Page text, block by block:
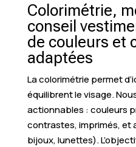
Colorimétrie,
conseil
de couleurs et
adaptées
La colorimétrie permet
équilibrent le visage.
actionnables : couleurs
contrastes, imprimés, et
bijoux, lunettes).